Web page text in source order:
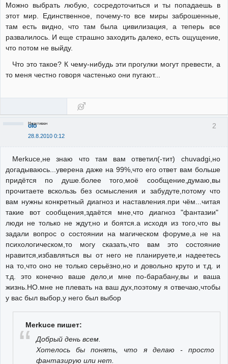
Можно выбрать любую, сосредоточиться и ты попадаешь в
этот мир. Единственное, почему-то все миры заброшенные,
там есть видно, что там была цивилизация, а теперь все
развалилось. И еще страшно заходить далеко, есть ощущение,
что потом не выйду.
Что это такое? К чему-нибудь эти прогулки могут превести, а
то меня честно говоря частенько они пугают...
2
olo
28.8.2010 0:12
Неактивен
Merkuce,не знаю что там вам ответил(-тит) chuvadgi,но
догадываюсь...уверена даже на 99%,что его ответ вам больше
придётся по душе.более того,моё сообщение,думаю,вы
прочитаете вскользь без осмысления и забудуте,потому что
вам нужны конкретный диагноз и наставления.при чём...читая
такие вот сообщения,здаётся мне,что диагноз "фантазии"
люди не только не ждут,но и боятся.а исходя из того,что вы
задали вопрос о состоянии на магическом форуме,а не на
психологическом,то могу сказать,что вам это состояние
нравится,избавляться вы от него не планируете,и надеетесь
на то,что оно не только серьёзно,но и довольно круто и т.д. и
т.д. это конечно ваше дело,и мне по-барабану,вы и ваша
жизнь.НО.мне не плевать на ваш дух,поэтому я отвечаю,чтобы
у вас был выбор,у него был выбор
Merkuce пишет:
Добрый день всем.
Хотелось бы понять, что я делаю - просто
фантазирую или нет.